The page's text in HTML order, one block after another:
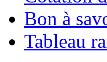
Bon à
Tableau